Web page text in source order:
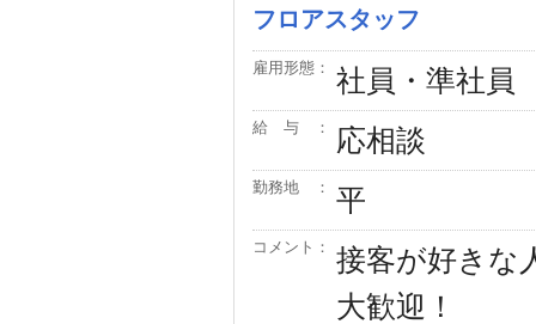
フロアスタッフ
雇用形態： 社員・準社員
給 与 ： 応相談
勤務地 ： 平
コメント：
接客が好きな
大歓迎！